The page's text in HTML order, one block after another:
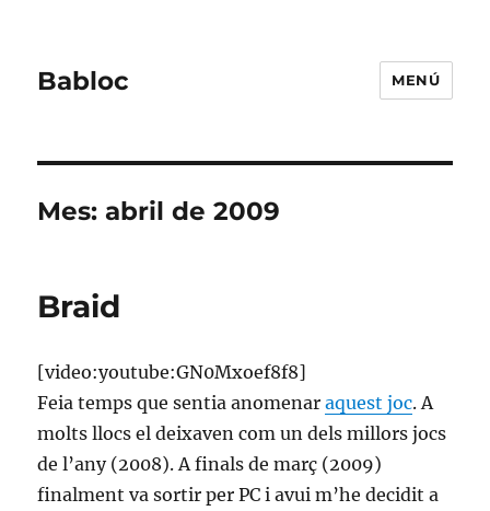
Babloc MENÚ
Mes:abril de 2009
Braid
[video:youtube:GN0Mxoef8f8]
Feia temps que sentia anomenaraquest joc. A
molts llocs el deixaven com un dels millors jocs
de l’any (2008). A finals de març (2009)
finalment va sortir per PC i avui m’he decidit a